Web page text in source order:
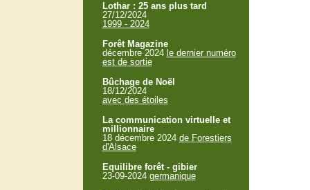
Lothar : 25 ans plus tard
27/12/2024
1999 - 2024
Forêt Magazine
décembre 2024 le dernier numéro
est de sortie
Bûchage de Noël
18/12/2024
avec des étoiles
La communication virtuelle et
millionnaire
18 décembre 2024 de Forestiers
d'Alsace
Equilibre forêt - gibier
23-09-2024 germanique